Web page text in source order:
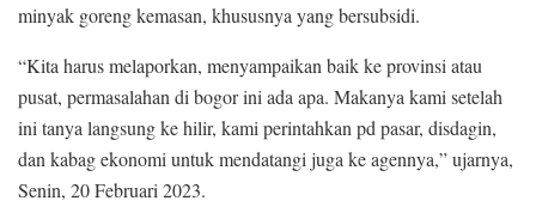
minyak goreng kemasan, khususnya yang bersubsidi.
“Kita harus melaporkan, menyampaikan baik ke provinsi atau
pusat, permasalahan di bogor ini ada apa. Makanya kami setelah
ini tanya langsung ke hilir, kami perintahkan pd pasar, disdagin,
dan kabag ekonomi untuk mendatangi juga ke agennya,” ujarnya,
Senin, 20 Februari 2023.